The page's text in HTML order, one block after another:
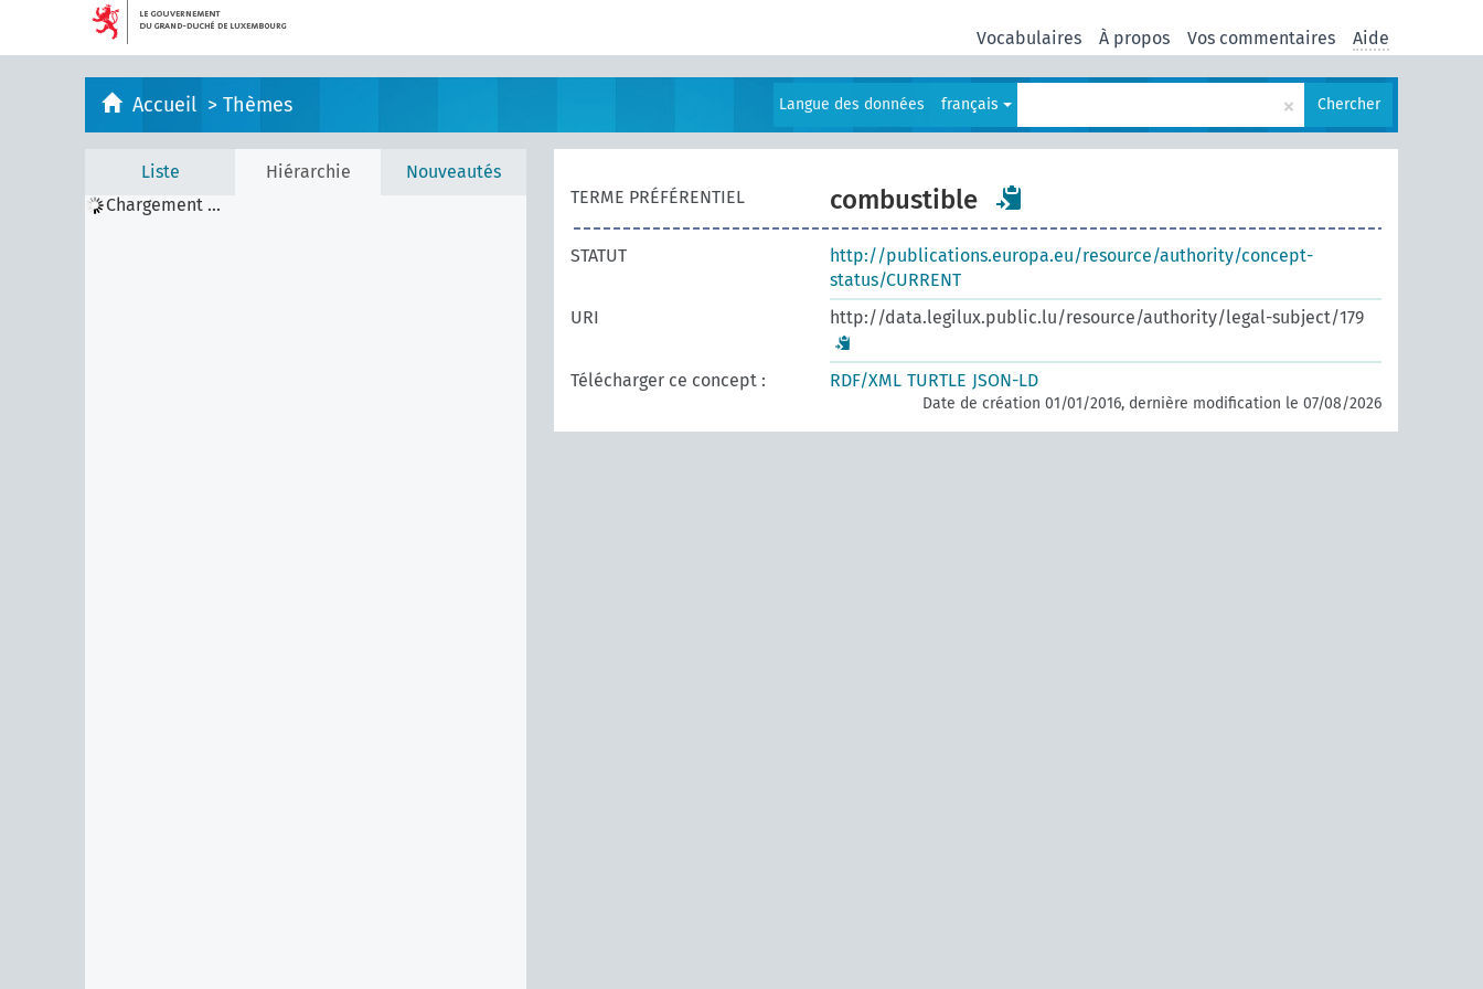
Vocabulaires À propos Vos commentaires Aide
Accueil > Thèmes Langue des données français × Chercher
Liste Hiérarchie
Nouveautés
Chargement ...
TERME PRÉFÉRENTIEL combustible
STATUT
http://publications.europa.eu/resource/authority/concept-
status/CURRENT
URI
http://data.legilux.public.lu/resource/authority/legal-subject/179
Télécharger ce concept : RDF/XML TURTLE JSON-LD
Date de création 01/01/2016, dernière modification le 07/08/2026